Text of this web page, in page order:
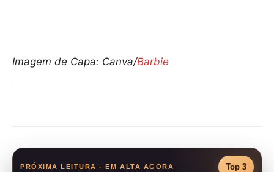
Imagem de Capa: Canva/Barbie
PRÓXIMA LEITURA - EM ALTA AGORA Top 3